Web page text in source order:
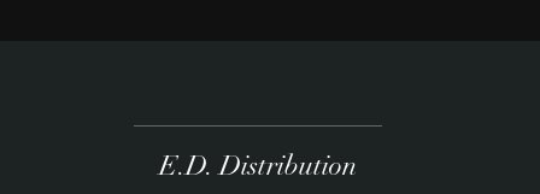
E.D. Distribution